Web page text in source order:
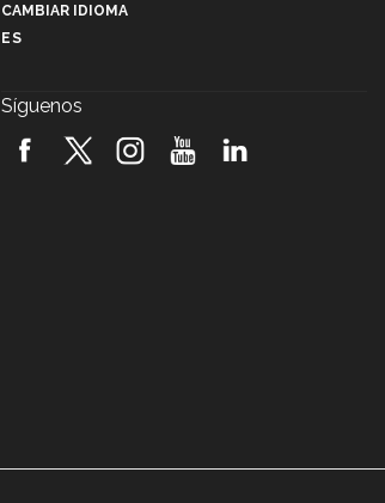
robótica FIRST 2026! (video)
CAMBIAR IDIOMA
ES
Síguenos